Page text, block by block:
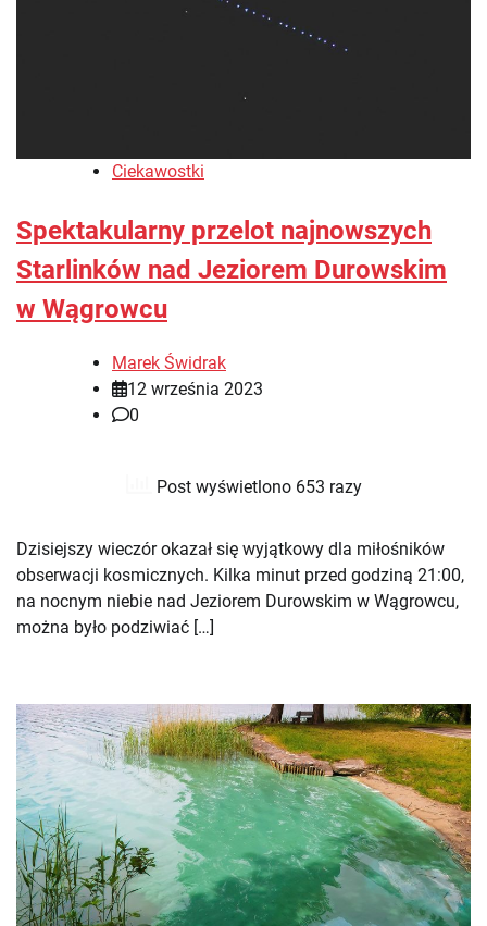
Ciekawostki
Spektakularny przelot najnowszych
Starlinków nad Jeziorem Durowskim
w Wągrowcu
Marek Świdrak
12 września 2023
0
Post wyświetlono 653 razy
Dzisiejszy wieczór okazał się wyjątkowy dla miłośników
obserwacji kosmicznych. Kilka minut przed godziną 21:00,
na nocnym niebie nad Jeziorem Durowskim w Wągrowcu,
można było podziwiać […]